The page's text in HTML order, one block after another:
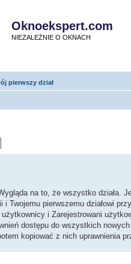
Oknoekspert.com
NIEZALEŻNIE O OKNACH
pierwszy dział
na to, że wszystko
Twojemu pierwszemu działowi
i Zarejestrowani
dostępu do wszystkich
kopiować z nich uprawnienia